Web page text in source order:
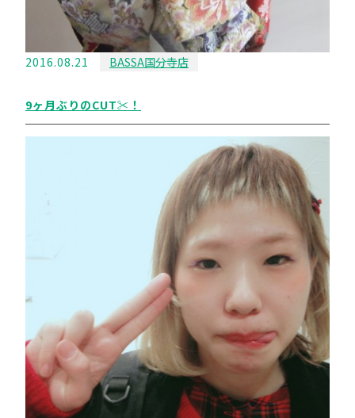
2016.08.21 BASSA国分寺店
9ヶ月ぶりのCUT✂︎！